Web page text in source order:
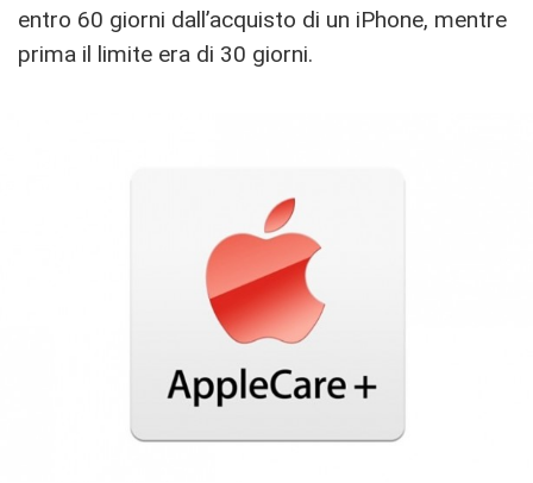
entro 60 giorni dall’acquisto di un iPhone, mentre
prima il limite era di 30 giorni.